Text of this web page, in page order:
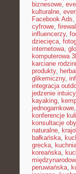
biznesowe,
kulturalne,
Facebook Ads,
cyfrowe, firewall
influencerzy,
dziecięca,
internetowa,
komputerowa
karciane
produkty,
glikemiczny,
integracja
jedzenie
kayaking,
jednogarnkowe,
konferencje
konsultacje
naturalne,
bałkańska,
grecka,
koreańska,
peruwiańska,